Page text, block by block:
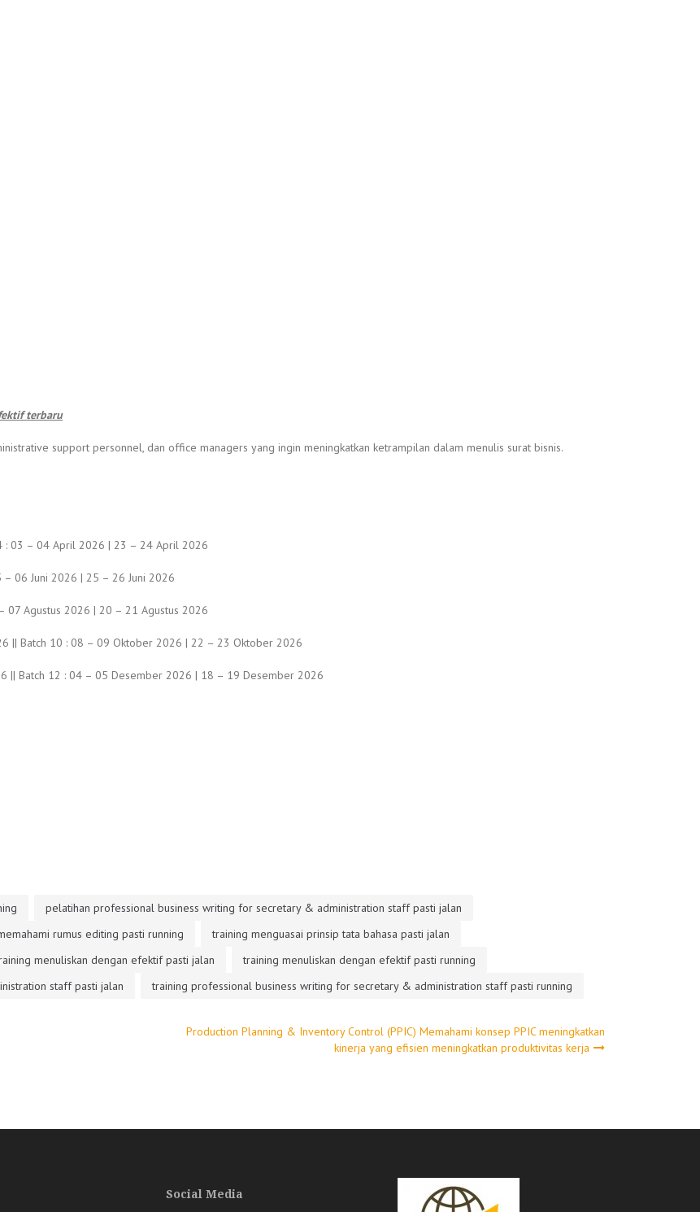
terbaru
support personnel, dan office managers yang ingin meningkatkan ketrampilan dalam menulis surat bisnis.
: 03 – 04 April 2026 | 23 – 24 April 2026
06 Juni 2026 | 25 – 26 Juni 2026
07 Agustus 2026 | 20 – 21 Agustus 2026
|| Batch 10 : 08 – 09 Oktober 2026 | 22 – 23 Oktober 2026
Batch 12 : 04 – 05 Desember 2026 | 18 – 19 Desember 2026
pelatihan professional business writing for secretary & administration staff pasti jalan
rumus editing pasti running
training menguasai prinsip tata bahasa pasti jalan
menuliskan dengan efektif pasti jalan
training menuliskan dengan efektif pasti running
staff pasti jalan
training professional business writing for secretary & administration staff pasti running
Production Planning & Inventory Control (PPIC) Memahami konsep PPIC meningkatkan
kinerja yang efisien meningkatkan produktivitas kerja
Social Media